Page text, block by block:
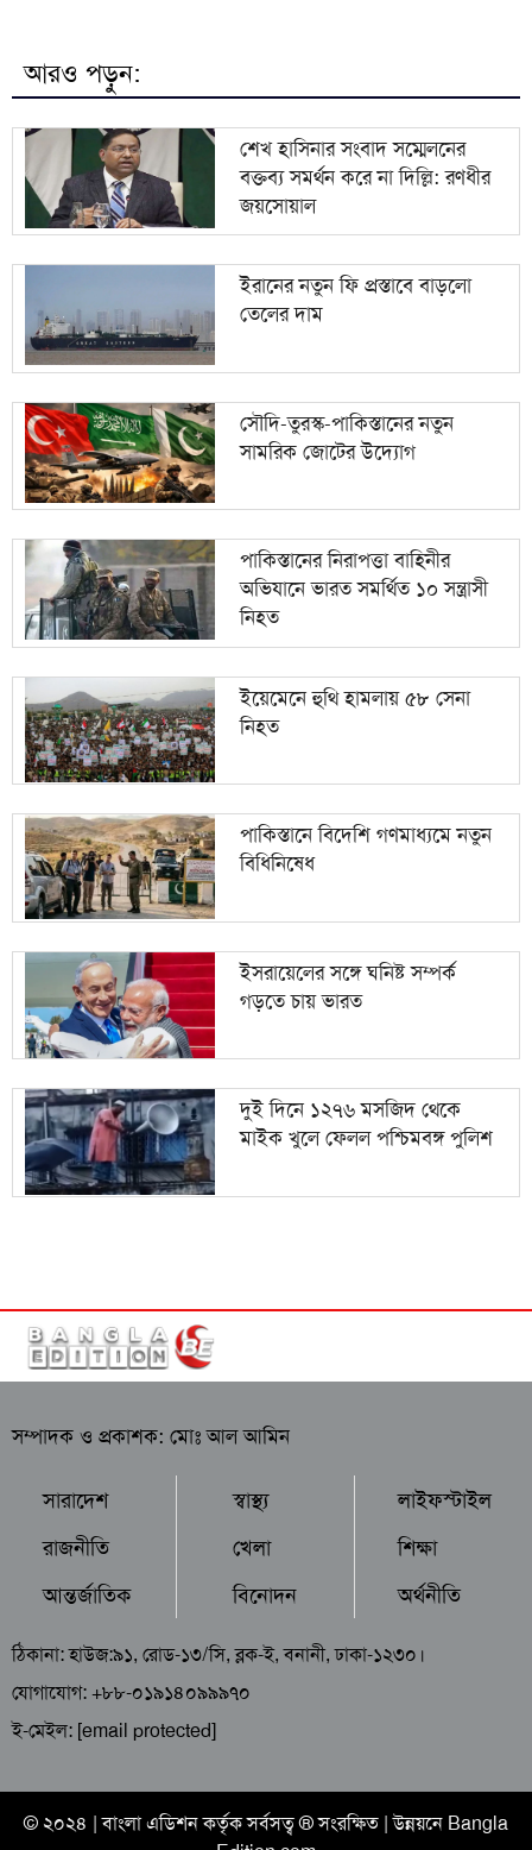
দিল্লি: রণধীর জয়সোয়াল
৯ বিদেশ থেকে চিৎকার করলেও গুরুত্ব দিচ্ছি না: স্বরাষ্ট্রমন্ত্রী
১০
খোকসায় বিএনপি নেতার ওপর হামলার প্রতিবাদে
মহাসড়ক অবরোধ ও বিক্ষোভ
আরও পড়ুন:
শেখ হাসিনার সংবাদ সম্মেলনের
বক্তব্য সমর্থন করে না দিল্লি: রণধীর
জয়সোয়াল
ইরানের নতুন ফি প্রস্তাবে বাড়লো
তেলের দাম
সৌদি-তুরস্ক-পাকিস্তানের নতুন
সামরিক জোটের উদ্যোগ
পাকিস্তানের নিরাপত্তা বাহিনীর
অভিযানে ভারত সমর্থিত ১০ সন্ত্রাসী
নিহত
ইয়েমেনে হুথি হামলায় ৫৮ সেনা
নিহত
পাকিস্তানে বিদেশি গণমাধ্যমে নতুন
বিধিনিষেধ
ইসরায়েলের সঙ্গে ঘনিষ্ট সম্পর্ক
গড়তে চায় ভারত
দুই দিনে ১২৭৬ মসজিদ থেকে
মাইক খুলে ফেলল পশ্চিমবঙ্গ পুলিশ
সম্পাদক ও প্রকাশক: মোঃ আল আমিন
সারাদেশ
রাজনীতি
আন্তর্জাতিক
স্বাস্থ্য
খেলা
বিনোদন
লাইফস্টাইল
শিক্ষা
অর্থনীতি
ঠিকানা: হাউজ:৯১, রোড-১৩/সি, ব্লক-ই, বনানী, ঢাকা-১২৩০।
যোগাযোগ: +৮৮-০১৯১৪০৯৯৯৭০
ই-মেইল: [email protected]
© ২০২৪ |বাংলা এডিশনকর্তৃক সর্বসত্ব ® সংরক্ষিত | উন্নয়নে Bangla